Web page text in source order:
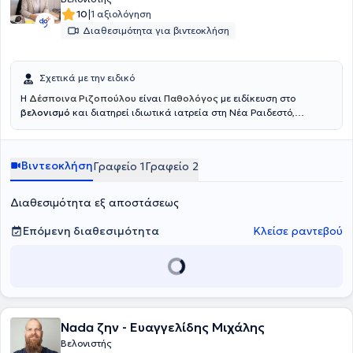
10|1 αξιολόγηση
Διαθεσιμότητα για βιντεοκλήση
Σχετικά με την ειδικό
Η Δέσποινα Ριζοπούλου είναι Παθολόγος με ειδίκευση στο
βελονισμό και διατηρεί ιδιωτικά ιατρεία στη Νέα Ραιδεστό,
Σχολή του Πανεπιστημίου Θεσσαλίας τον Ιούλιο του 1997. Μετά την
στην Παθολογική Κλινική του Νοσοκομείου Καστοριάς και στη Β΄
Προπαιδευτική Παθολογική Κλινική του Νοσοκομείου Ιπποκράτειο
Θεσσαλονίκης, αποκτώντας τον τίτλο ειδικότητας τον Ιανουάριο του
2006. Εργάστηκε στον Κυανού Σταυρό και στη Γενική Κλινική
Θεσσαλονίκης από το 2005 έως το 2022.
ΒιντεοκλήσηΓραφείο 1Γραφείο 2
Διαθεσιμότητα εξ αποστάσεως
Επόμενη διαθεσιμότητα
Κλείσε ραντεβού
Nada ζην - Ευαγγελίδης Μιχάλης
Βελονιστής